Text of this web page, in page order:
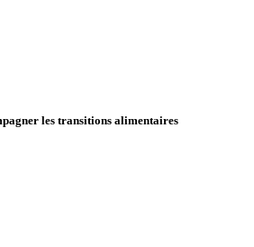
les transitions alimentaires